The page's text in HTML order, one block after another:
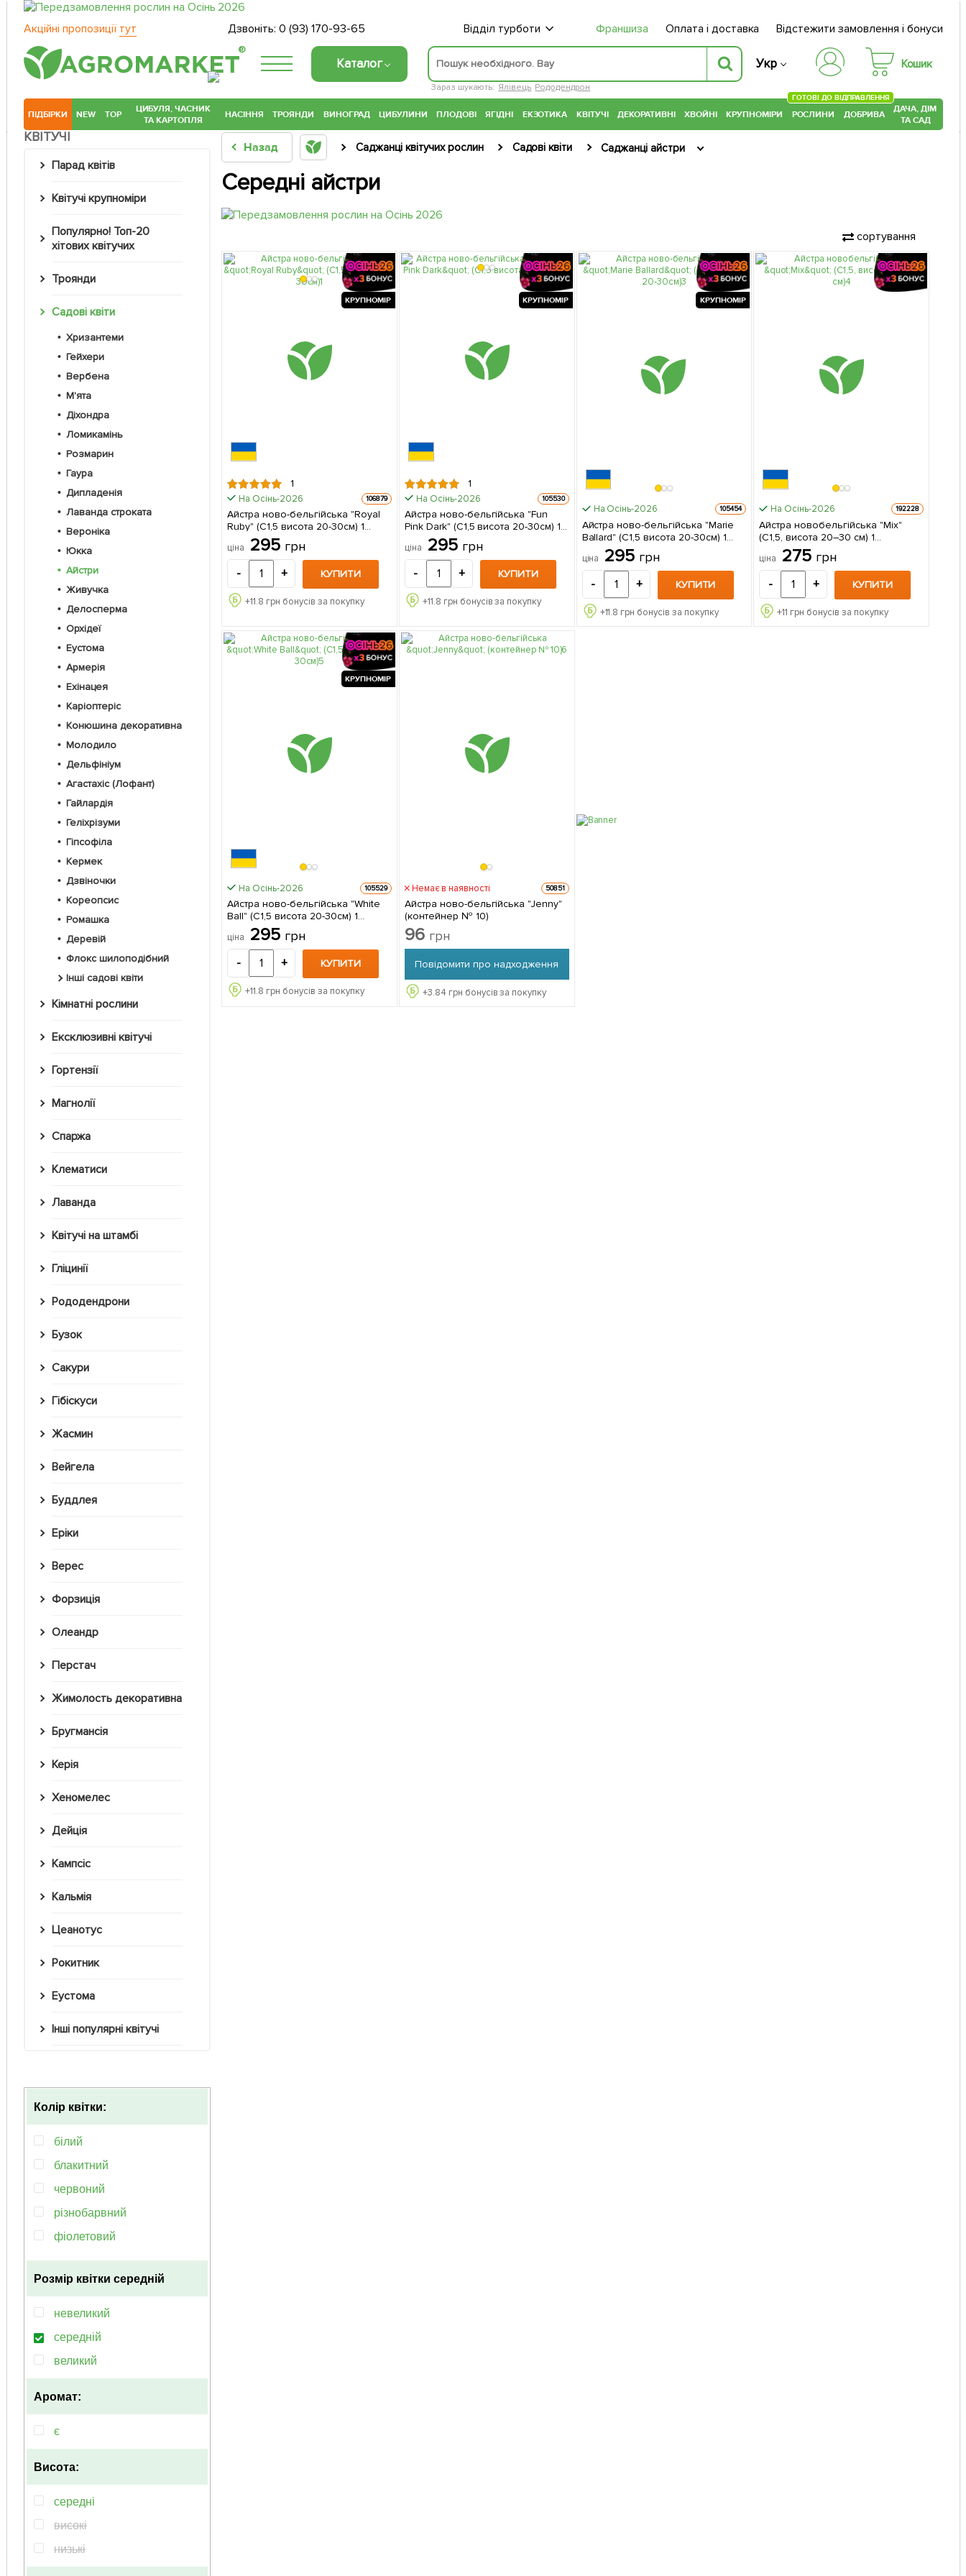
Акційні пропозиції тут Дзвоніть: 0 (93) 170-93-65 Відділ турботи Франшиза Оплата і доставка Відстежити замовлення і бонуси
®
Каталог
Зараз шукають: Ялівець Рододендрон
Укр Кошик
ПІДБІРКИ NEW TOP
ЦИБУЛЯ, ЧАСНИК
ТА КАРТОПЛЯ
НАСІННЯ ТРОЯНДИ ВИНОГРАД ЦИБУЛИНИ ПЛОДОВІ ЯГІДНІ ЕКЗОТИКА КВІТУЧІ ДЕКОРАТИВНІ ХВОЙНІ КРУПНОМІРИ РОСЛИНИ
ГОТОВІ ДО ВІДПРАВЛЕННЯ
ДОБРИВА
ДАЧА, ДІМ
ТА САД
КВІТУЧІ
Парад квітів
Квітучі крупноміри
Популярно! Топ-20
хітових квітучих
Троянди
Садові квіти
Хризантеми
Гейхери
Вербена
М'ята
Діхондра
Ломикамінь
Розмарин
Гаура
Дипладенія
Лаванда строката
Вероніка
Юкка
Айстри
Живучка
Делосперма
Орхідеї
Еустома
Армерія
Ехінацея
Каріоптеріс
Конюшина декоративна
Молодило
Дельфініум
Агастахіс (Лофант)
Гайлардія
Геліхрізуми
Гіпсофіла
Кермек
Дзвіночки
Кореопсис
Ромашка
Деревій
Флокс шилоподібний
Інші садові квіти
Кімнатні рослини
Ексклюзивні квітучі
Гортензії
Магнолії
Спаржа
Клематиси
Лаванда
Квітучі на штамбі
Гліцинії
Рододендрони
Бузок
Сакури
Гібіскуси
Жасмин
Вейгела
Буддлея
Еріки
Верес
Форзиція
Олеандр
Перстач
Жимолость декоративна
Бругмансія
Керія
Хеномелес
Дейція
Кампсіс
Кальмія
Цеанотус
Рокитник
Еустома
Інші популярні квітучі
Колір квітки:
білий
блакитний
червоний
рiзнобарвний
фіолетовий
пурпурний
рожевий
Розмір квітки середній
невеликий
середній
великий
Аромат:
є
Висота:
середні
високі
низькі
Назад Саджанці квітучих рослин Садові квіти Саджанці айстри
Середні айстри
сортування
КРУПНОМІР
1
На Осінь-2026 106879
Айстра ново-бельгійська "Royal
Ruby" (С1,5 висота 20-30см) 1
саджанець в упаковці
ціна 295 грн
- + КУПИТИ
+11.8 грн бонусів за покупку
КРУПНОМІР
1
На Осінь-2026 105530
Айстра ново-бельгійська "Fun
Pink Dark" (С1,5 висота 20-30см) 1
саджанець в упаковці
ціна 295 грн
- + КУПИТИ
+11.8 грн бонусів за покупку
КРУПНОМІР
На Осінь-2026 105454
Айстра ново-бельгійська "Marie
Ballard" (С1,5 висота 20-30см) 1
саджанець в упаковці
ціна 295 грн
- + КУПИТИ
+11.8 грн бонусів за покупку
На Осінь-2026 192228
Айстра новобельгійська "Mix"
(С1,5, висота 20–30 см) 1
саджанець в упаковці
ціна 275 грн
- + КУПИТИ
+11 грн бонусів за покупку
КРУПНОМІР
На Осінь-2026 105529
Айстра ново-бельгійська "White
Ball" (С1,5 висота 20-30см) 1
саджанець в упаковці
ціна 295 грн
- + КУПИТИ
+11.8 грн бонусів за покупку
Немає в наявності 50851
Айстра ново-бельгійська "Jenny"
(контейнер № 10)
96 грн
Повідомити про надходження
+3.84 грн бонусів за покупку